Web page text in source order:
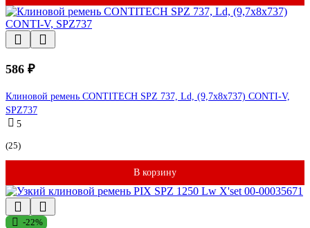
586 ₽
Клиновой ремень CONTITECH SPZ 737, Ld, (9,7x8x737) CONTI-V,
SPZ737
5
(25)
В корзину
-22%